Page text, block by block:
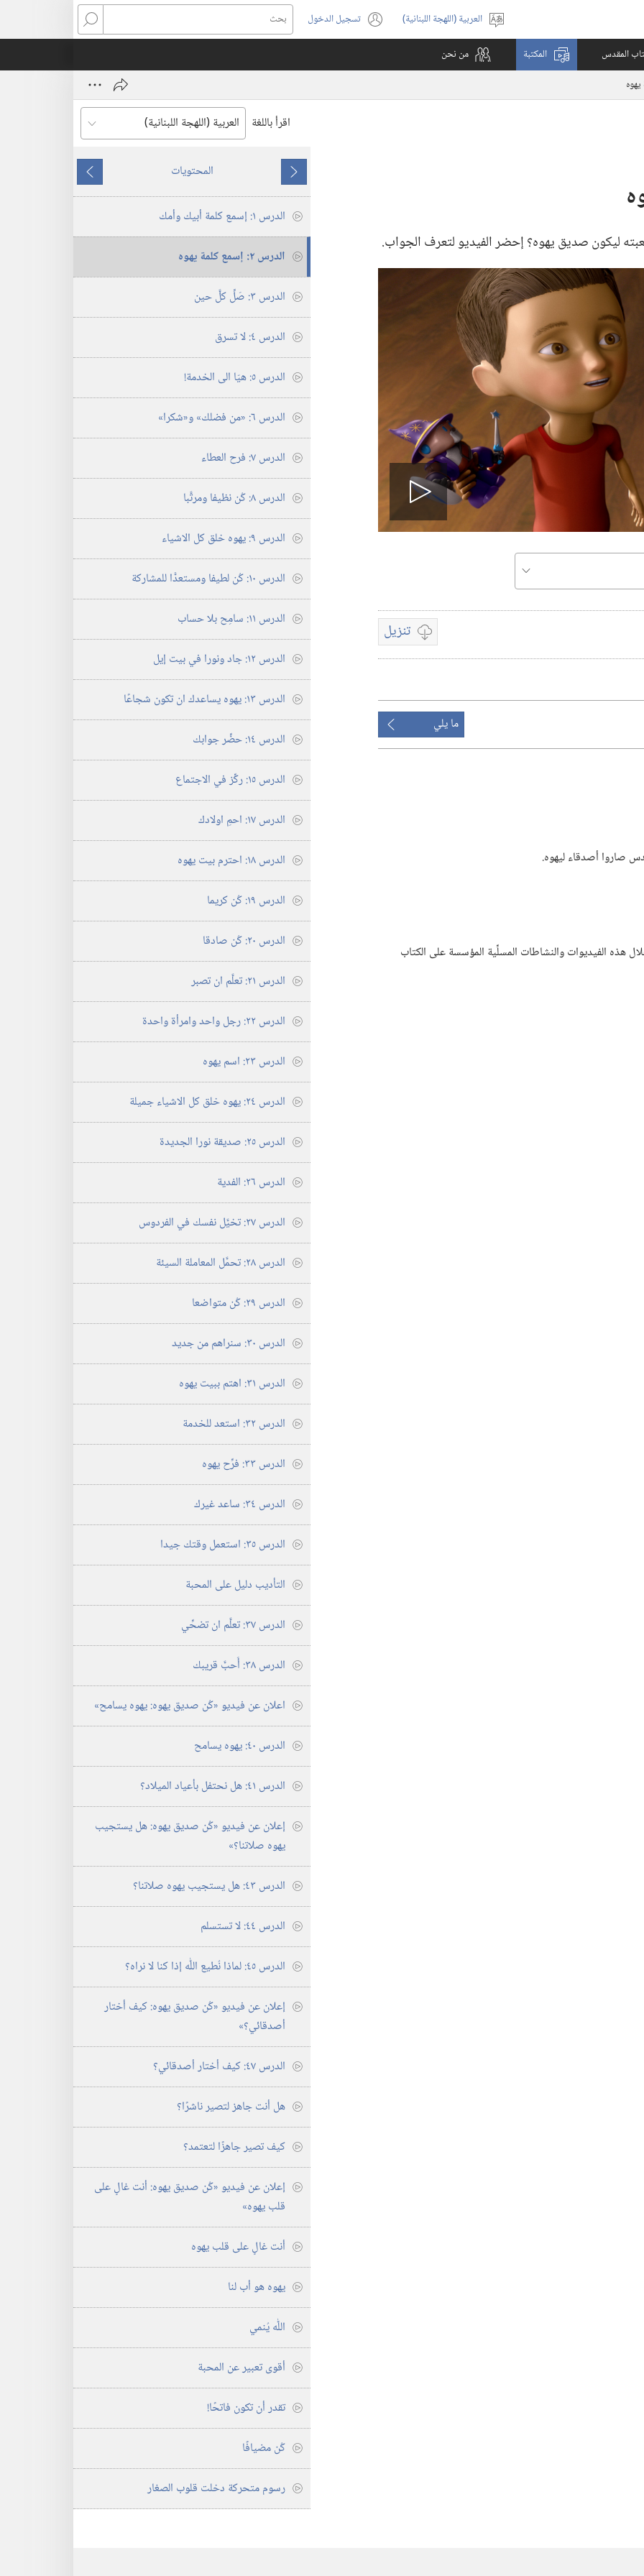
اختر
اللغة
العربية (اللهجة اللبنانية) تسجيل الدخول
(يفتح
نافذة
بحث
المقدس المكتبة من نحن
اقرأ باللغة
ليكون صديق يهوه؟‏ إحضر الفيديو لتعرف الجواب.‏
Play
تنزيلخيارات
تنزيل
ما يلي
صاروا أصدقاء ليهوه.‏
هذه الفيديوات والنشاطات المسلِّية المؤسسة على الكتاب
ما
يسبق
المحتويات
ما
يلي
الدرس ١:‏ إسمع كلمة أبيك وأمك
الدرس ٢:‏ إسمع كلمة يهوه
الدرس ٣:‏ صَلِّ كلَّ حين
الدرس ٤:‏ لا تسرق
الدرس ٥:‏ هيّا الى الخدمة!‏
الدرس ٦:‏ «من فضلك» و«شكرا»‏
الدرس ٧:‏ فرح العطاء
الدرس ٨:‏ كُن نظيفا ومرتَّبا
الدرس ٩:‏ يهوه خلق كل الاشياء
الدرس ١٠:‏ كُن لطيفا ومستعدًّا للمشاركة
الدرس ١١:‏ سامِح بلا حساب
الدرس ١٢:‏ جاد ونورا في بيت إيل
الدرس ١٣:‏ يهوه يساعدك ان تكون شجاعًا
الدرس ١٤:‏ حضِّر جوابك
الدرس ١٥:‏ ركِّز في الاجتماع
الدرس ١٧:‏ احمِ اولادك
الدرس ١٨:‏ احترم بيت يهوه
الدرس ١٩:‏ كُن كريما
الدرس ٢٠:‏ كُن صادقا
الدرس ٢١:‏ تعلَّم ان تصبر
الدرس ٢٢:‏ رجل واحد وامرأة واحدة
الدرس ٢٣:‏ اسم يهوه
الدرس ٢٤:‏ يهوه خلق كل الاشياء جميلة
الدرس ٢٥:‏ صديقة نورا الجديدة
الدرس ٢٦:‏ الفدية
الدرس ٢٧:‏ تخيَّل نفسك في الفردوس
الدرس ٢٨:‏ تحمَّل المعاملة السيئة
الدرس ٢٩:‏ كُن متواضعا
الدرس ٣٠:‏ سنراهم من جديد
الدرس ٣١:‏ اهتم ببيت يهوه
الدرس ٣٢:‏ استعد للخدمة
الدرس ٣٣:‏ فرِّح يهوه
الدرس ٣٤:‏ ساعد غيرك
الدرس ٣٥:‏ استعمل وقتك جيدا
التأديب دليل على المحبة
الدرس ٣٧:‏ تعلَّم ان تضحِّي
الدرس ٣٨:‏ أَحبَّ قريبك
اعلان عن فيديو «كُن صديق يهوه:‏ يهوه يسامح»‏
الدرس ٤٠:‏ يهوه يسامح
الدرس ٤١:‏ هل نحتفل بأعياد الميلاد؟‏
إعلان عن فيديو «كُن صديق يهوه:‏ هل يستجيب
يهوه صلاتنا؟‏»‏
الدرس ٤٣:‏ هل يستجيب يهوه صلاتنا؟‏
الدرس ٤٤:‏ لا تستسلم
الدرس ٤٥:‏ لماذا نُطيع اللّٰه إذا كنا لا نراه؟‏
إعلان عن فيديو «كُن صديق يهوه:‏ كيف أختار
أصدقائي؟‏»‏
الدرس ٤٧:‏ كيف أختار أصدقائي؟‏
هل أنت جاهز لتصير ناشرًا؟‏
كيف تصير جاهزًا لتعتمد؟‏
إعلان عن فيديو «كُن صديق يهوه:‏ أنت غالٍ على
قلب يهوه»‏
أنت غالٍ على قلب يهوه
يهوه هو أب لنا
اللّٰه يُنمي
أقوى تعبير عن المحبة
تقدر أن تكون فاتحًا!‏
كُن مضيافًا
رسوم متحركة دخلت قلوب الصغار